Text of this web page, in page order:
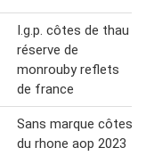
I.g.p. côtes de thau
réserve de
monrouby reflets
de france
Sans marque côtes
du rhone aop 2023